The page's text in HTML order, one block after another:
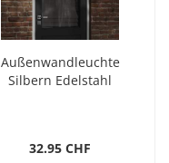
Außenwandleuchte
Silbern Edelstahl
32.95 CHF